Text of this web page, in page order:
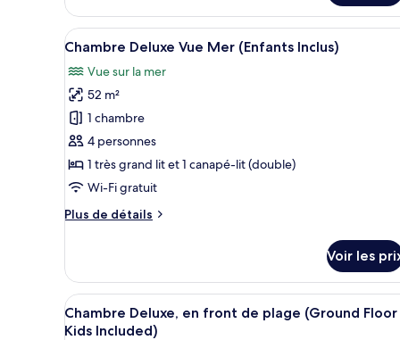
de
chambre
Suite
Vue
Mer
Afficher
toutes
les
photos
pour
ce
type
de
chambre :
Chambre
Mer
(Enfants
Inclus)
Un complexe hôtelier doté
7
Chambre Deluxe Vue Mer (Enfants Inclus)
Vue sur la mer
52 m²
1 chambre
4 personnes
1 très grand lit et 1 canapé-lit (double)
Wi-Fi gratuit
Plus de détails
Plus
le
type
de
chambre
Voir les
Afficher
toutes
Une chambre d’hôtel avec
4
Chambre Deluxe, en front de plage (Ground Floor
Kids Included)